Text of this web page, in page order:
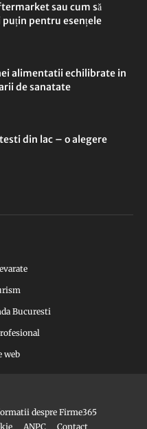
sau cum să
pentru esențele
alimentatii echilibrate in
de sanatate
din lac – o alegere
Bucuresti
web
despre Firme365
ANPC Contact